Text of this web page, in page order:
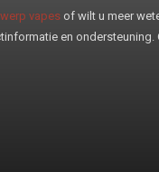
vapes of wilt u meer
en